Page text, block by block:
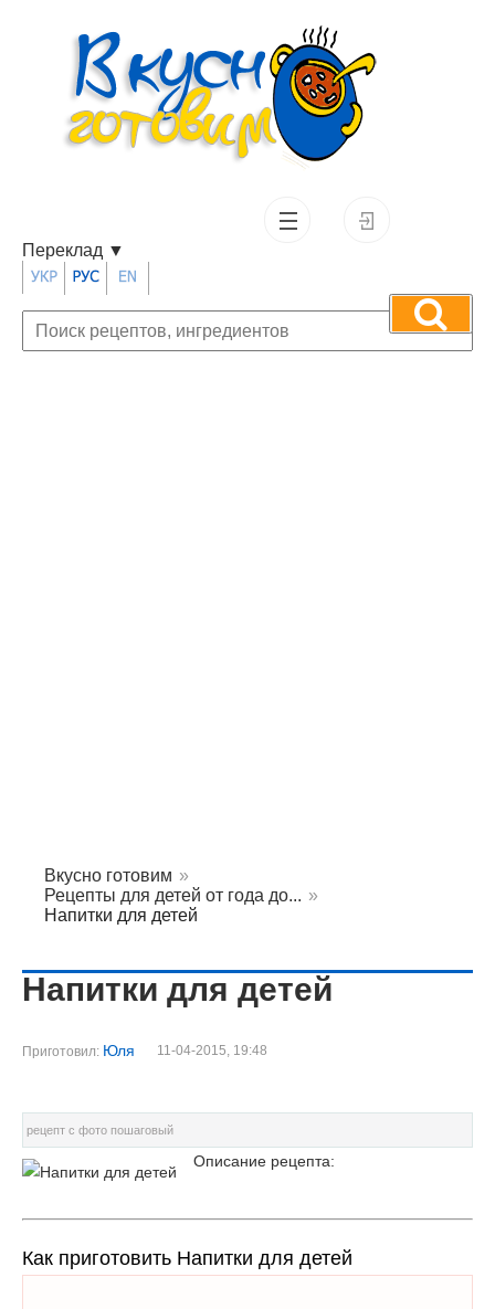
Переклад ▼
Вкусно готовим »
Рецепты для детей от года до... »
Напитки для детей
Напитки для детей
Приготовил: Юля 11-04-2015, 19:48
рецепт с фото пошаговый
Описание рецепта:
Как приготовить Напитки для детей